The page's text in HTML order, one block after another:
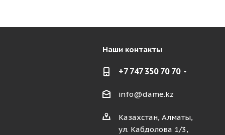
Наши контакты
+7 747 350 70 70
info@dame.kz
Казахстан, Алматы,
ул. Кабдолова 1/3,